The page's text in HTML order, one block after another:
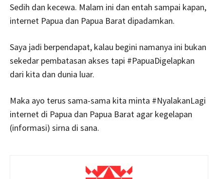
Sedih dan kecewa. Malam ini dan entah sampai kapan,
internet Papua dan Papua Barat dipadamkan.
Saya jadi berpendapat, kalau begini namanya ini bukan
sekedar pembatasan akses tapi #PapuaDigelapkan
dari kita dan dunia luar.
Maka ayo terus sama-sama kita minta #NyalakanLagi
internet di Papua dan Papua Barat agar kegelapan
(informasi) sirna di sana.